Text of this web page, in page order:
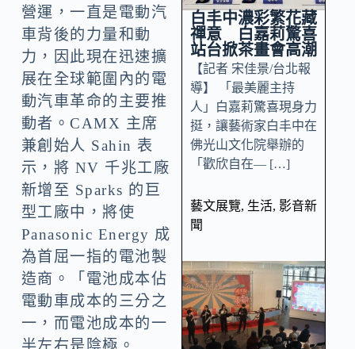
營運，一直是電動汽
車背後的力量和動
力，因此現在迅速擴
展在全球範圍內的電
動汽車革命的主要推
動者。CAMX 主席
兼創始人 Sahin 表
示，將 NV 千兆工廠
新增至 Sparks 的巨
型工廠中，將使
Panasonic Energy 成
為首屈一指的電池製
造商。「電池成本佔
電動車成本的三分之
一，而電池成本的一
白丰中濃彩繁花藏
禪意 白嘉莉驚喜
站台掀茶畫會高潮
【記者 宋佳景/台北報
導】 「最美麗主持
人」白嘉莉驚喜現身力
挺，讓藝術家白丰中在
佛光山文化院舉辦的
「歡欣自在— […]
藝文展覽, 生活, 影音新
聞